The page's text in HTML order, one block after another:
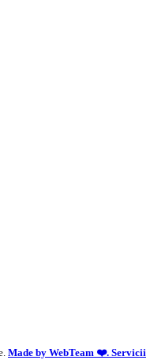
Made by WebTeam ❤️. Servicii